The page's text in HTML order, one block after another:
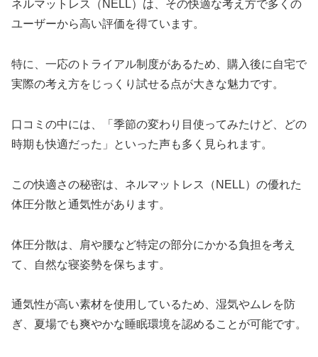
ネルマットレス（NELL）は、その快適な考え方で多くの
ユーザーから高い評価を得ています。
特に、一応のトライアル制度があるため、購入後に自宅で
実際の考え方をじっくり試せる点が大きな魅力です。
口コミの中には、「季節の変わり目使ってみたけど、どの
時期も快適だった」といった声も多く見られます。
この快適さの秘密は、ネルマットレス（NELL）の優れた
体圧分散と通気性があります。
体圧分散は、肩や腰など特定の部分にかかる負担を考え
て、自然な寝姿勢を保ちます。
通気性が高い素材を使用しているため、湿気やムレを防
ぎ、夏場でも爽やかな睡眠環境を認めることが可能です。